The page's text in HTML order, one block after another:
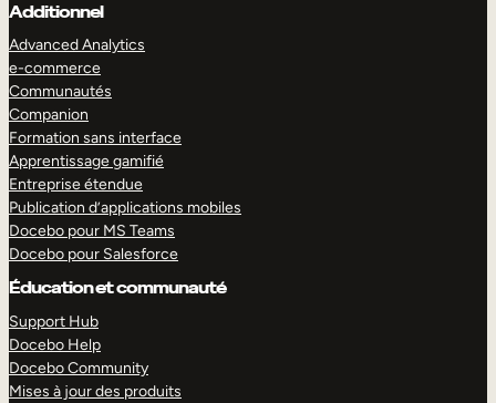
Additionnel
Advanced Analytics
e-commerce
Communautés
Companion
Formation sans interface
Apprentissage gamifié
Entreprise étendue
Publication d’applications mobiles
Docebo pour MS Teams
Docebo pour Salesforce
Éducation et communauté
Support Hub
Docebo Help
Docebo Community
Mises à jour des produits